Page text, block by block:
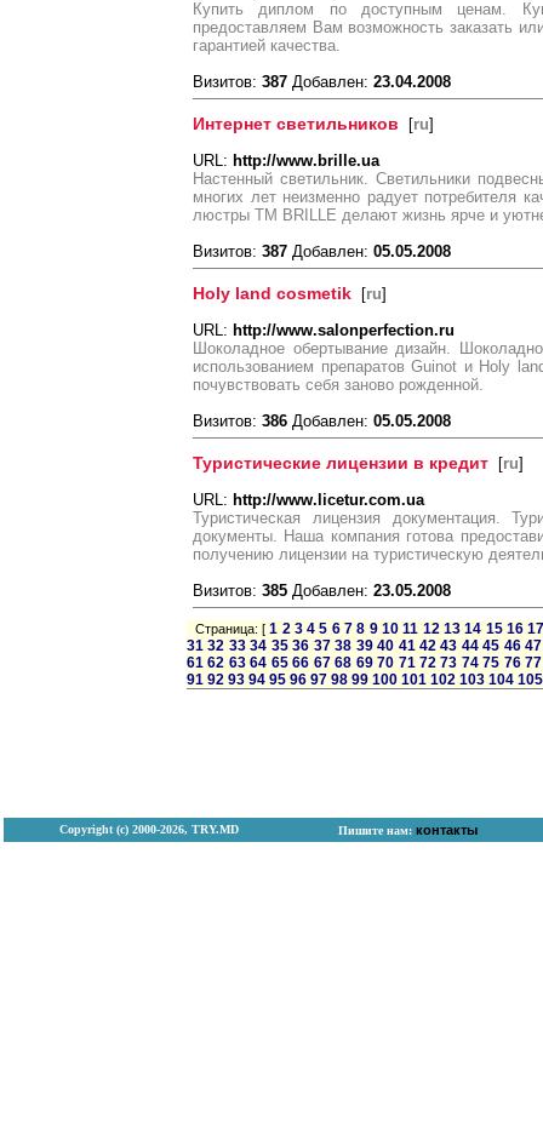
Купить диплом по доступным ценам.
предоставляем Вам возможность заказать
гарантией качества.
Визитов: 387 Добавлен: 23.04.2008
Интернет светильников [ru]
URL: http://www.brille.ua
Настенный светильник. Светильники
многих лет неизменно радует потребителя
люстры ТМ BRILLE делают жизнь ярче и
Визитов: 387 Добавлен: 05.05.2008
Holy land cosmetik [ru]
URL: http://www.salonperfection.ru
Шоколадное обертывание дизайн.
использованием препаратов Guinot и Holy
почувствовать себя заново рожденной.
Визитов: 386 Добавлен: 05.05.2008
Туристические лицензии в кредит [ru]
URL: http://www.licetur.com.ua
Туристическая лицензия документация.
документы. Наша компания готова
получению лицензии на туристическую
Визитов: 385 Добавлен: 23.05.2008
Страница: [1 2 3 4 5 6 7 8 9 10 11 12 13 14 15 16
31 32 33 34 35 36 37 38 39 40 41 42 43 44 45 46 47
61 62 63 64 65 66 67 68 69 70 71 72 73 74 75 76 77
91 92 93 94 95 96 97 98 99 100 101 102 103 104 105
Copyright (с) 2000-2026, TRY.MD Пишите нам: контакты